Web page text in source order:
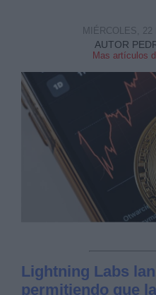
AUTOR
Mas artículos
MIÉRCOLES,
Lightning Labs
permitiendo que
link
link